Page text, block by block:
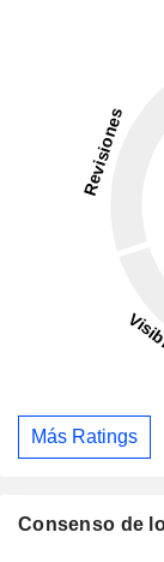
Más Ratings
Consenso de